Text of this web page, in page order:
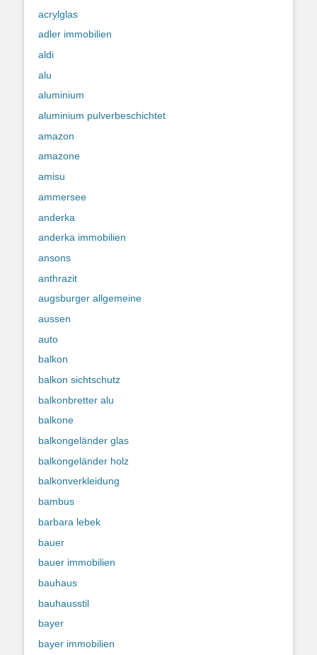
acrylglas
adler immobilien
aldi
alu
aluminium
aluminium pulverbeschichtet
amazon
amazone
amisu
ammersee
anderka
anderka immobilien
ansons
anthrazit
augsburger allgemeine
aussen
auto
balkon
balkon sichtschutz
balkonbretter alu
balkone
balkongeländer glas
balkongeländer holz
balkonverkleidung
bambus
barbara lebek
bauer
bauer immobilien
bauhaus
bauhausstil
bayer
bayer immobilien